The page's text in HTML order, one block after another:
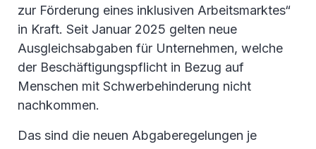
zur Förderung eines inklusiven Arbeitsmarktes“
in Kraft. Seit Januar 2025 gelten neue
Ausgleichsabgaben für Unternehmen, welche
der Beschäftigungspflicht in Bezug auf
Menschen mit Schwerbehinderung nicht
nachkommen.
Das sind die neuen Abgaberegelungen je